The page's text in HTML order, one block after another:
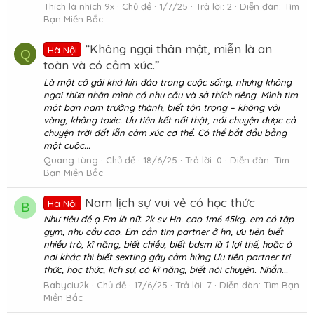
Thích là nhích 9x
Chủ đề 1/7/25 Trả lời: 2 Diễn đàn: Tìm
Bạn Miền Bắc
Q Hà Nội
“Không ngại thân mật, miễn là an
toàn và có cảm xúc.”
Là một cô gái khá kín đáo trong cuộc sống, nhưng không
ngại thừa nhận mình có nhu cầu và sở thích riêng. Mình tìm
một bạn nam trưởng thành, biết tôn trọng – không vội
vàng, không toxic. Ưu tiên kết nối thật, nói chuyện được cả
chuyện trời đất lẫn cảm xúc cơ thể. Có thể bắt đầu bằng
một cuộc...
Quang tùng
Chủ đề 18/6/25 Trả lời: 0 Diễn đàn: Tìm
Bạn Miền Bắc
B Hà Nội Nam lịch sự vui vẻ có học thức
Như tiêu đề ạ Em là nữ. 2k sv Hn. cao 1m6 45kg. em có tập
gym, nhu cầu cao. Em cần tìm partner ở hn, ưu tiên biết
nhiều trò, kĩ năng, biết chiều, biết bdsm là 1 lợi thế, hoặc ở
nơi khác thì biết sexting gây cảm hứng Ưu tiên partner tri
thức, học thức, lịch sự, có kĩ năng, biết nói chuyện. Nhắn...
Babyciu2k
Chủ đề 17/6/25 Trả lời: 7 Diễn đàn: Tìm Bạn
Miền Bắc